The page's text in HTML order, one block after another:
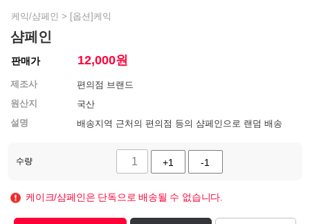
케익/샴페인 > [옵션]케익
샴페인
판매가 12,000원
제조사
편의점 브랜드
원산지
국산
설명
배송지역 근처의 편의점 등의 샴페인으로 랜덤 배송
수량 +1 -1
케이크/샴페인은 단독으로 배송될 수 없습니다.